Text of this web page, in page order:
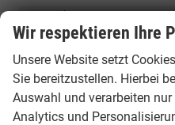
Seitenairbags vorne, Brust/
hinten
höhenverstellbare Kopfstützen
Sicherheitsgurte vorn,
Isofix, Beifahrersitz & hinten
Wir respektieren Ihre
Unsere Website setzt
Sie bereitzustellen. Hierbei
Auswahl und verarbeiten
Analytics und